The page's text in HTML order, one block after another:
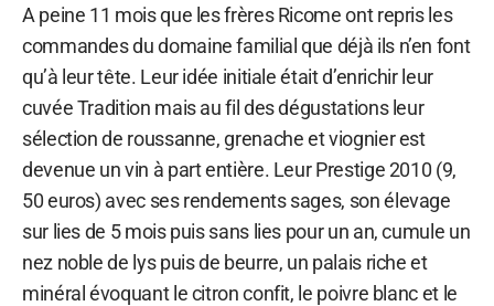
A peine 11 mois que les frères Ricome ont repris les
commandes du domaine familial que déjà ils n’en font
qu’à leur tête. Leur idée initiale était d’enrichir leur
cuvée Tradition mais au fil des dégustations leur
sélection de roussanne, grenache et viognier est
devenue un vin à part entière. Leur Prestige 2010 (9,
50 euros) avec ses rendements sages, son élevage
sur lies de 5 mois puis sans lies pour un an, cumule un
nez noble de lys puis de beurre, un palais riche et
minéral évoquant le citron confit, le poivre blanc et le